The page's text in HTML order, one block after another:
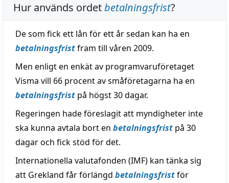
Hur används ordetbetalningsfrist?
De som fick ett lån för ett år sedan kan ha en
betalningsfristfram till våren 2009.
Men enligt en enkät av programvaruföretaget
Visma vill 66 procent av småföretagarna ha en
betalningsfrist på högst 30 dagar.
Regeringen hade föreslagit att myndigheter inte
ska kunna avtala bort en betalningsfrist på 30
dagar och fick stöd för det.
Internationella valutafonden (IMF) kan tänka sig
att Grekland får förlängd betalningsfristför